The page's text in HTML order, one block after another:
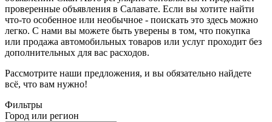
проверенные объявления в Салавате. Если вы хотите найти
что-то особенное или необычное - поискать это здесь можно
легко. С нами вы можете быть уверены в том, что покупка
или продажа автомобильных товаров или услуг проходит без
дополнительных для вас расходов.
Рассмотрите наши предложения, и вы обязательно найдете
всё, что вам нужно!
Фильтры
Город или регион